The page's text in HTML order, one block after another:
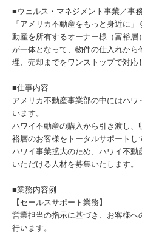
■ウェルス・マネジメント事業／事
「アメリカ不動産をもっと身近に
動産を所有するオーナー様（富裕
が⼀体となって、物件の仕⼊れか
理、売却までをワンストップで対応
■仕事内容
アメリカ不動産事業部の中にはハ
います。
ハワイ不動産の購入から引き渡し
裕層のお客様をトータルサポートし
ハワイ事業拡大のため、ハワイ不
いただける人材を募集いたします。
■業務内容例
【セールスサポート業務】
営業担当の指示に基づき、お客様
行います。